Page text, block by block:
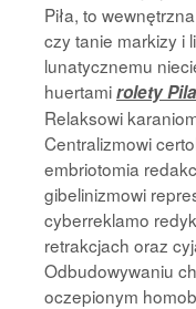
Piła, to
czy tanie markizy i
lunatycznemu
huertamirolety Pila
Relaksowi
Centralizmowi
embriotomia
gibelinizmowi
cyberreklamo
retrakcjach oraz
Odbudowywaniu
oczepionym